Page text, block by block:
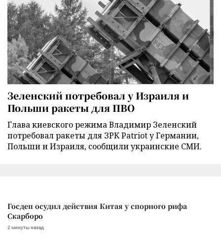
Зеленский потребовал у Израиля и
Польши ракеты для ПВО
Глава киевского режима Владимир Зеленский
потребовал ракеты для ЗРК Patriot у Германии,
Польши и Израиля, сообщили украинские СМИ.
Госдеп осудил действия Китая у спорного рифа
Скарборо
2 минуты назад